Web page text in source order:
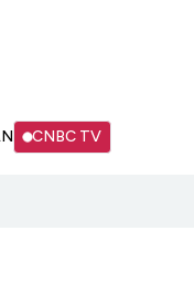
CNBC TV